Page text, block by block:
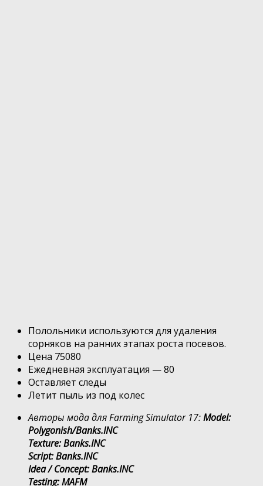
Полольники используются для удаления
сорняков на ранних этапах роста посевов.
Цена 75080
Ежедневная эксплуатация — 80
Оставляет следы
Летит пыль из под колес
Авторы мода для Farming Simulator 17:Model:
Polygonish/Banks.INC
Texture: Banks.INC
Script: Banks.INC
Idea / Concept: Banks.INC
Testing: MAFM